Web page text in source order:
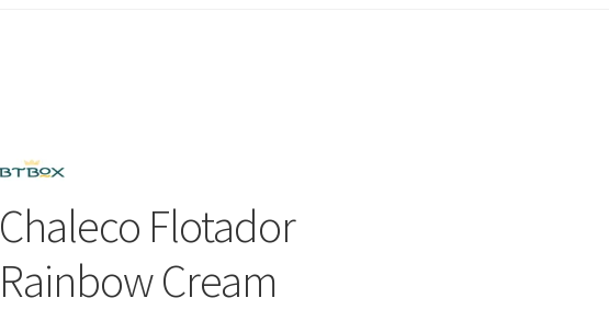
Chaleco Flotador
Rainbow Cream